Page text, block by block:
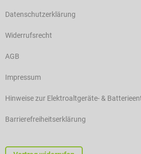
Datenschutzerklärung
Widerrufsrecht
AGB
Impressum
Hinweise zur Elektroaltgeräte- &
Barrierefreiheitserklärung